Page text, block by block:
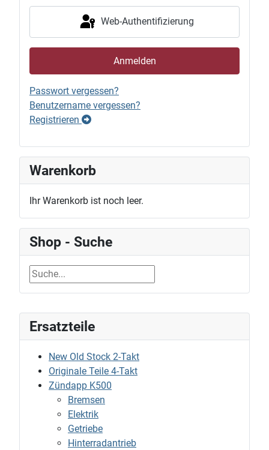
Ersatzteile
New Old Stock 2-Takt
Originale Teile 4-Takt
Zündapp K500
Bremsen
Elektrik
Getriebe
Hinterradantrieb
Web-Authentifizierung
Anmelden
Passwort vergessen?
Benutzername vergessen?
Registrieren
Warenkorb
Ihr Warenkorb ist noch leer.
Shop - Suche